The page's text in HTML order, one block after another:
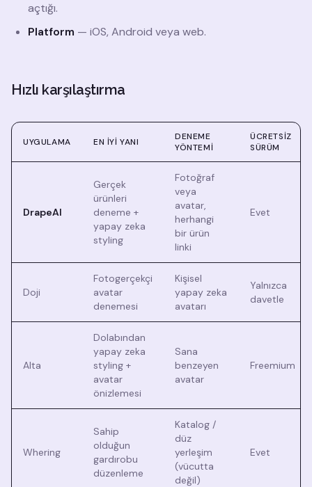
açtığı.
Platform — iOS, Android veya web.
Hızlı karşılaştırma
UYGULAMA EN IYI YANI
DENEME
YÖNTEMI
ÜCRETSIZ
SÜRÜM
DrapeAI
Gerçek
ürünleri
deneme +
yapay zeka
styling
Fotoğraf
veya
avatar,
herhangi
bir ürün
linki
Evet
Doji
Fotogerçekçi
avatar
denemesi
Kişisel
yapay zeka
avatarı
Yalnızca
davetle
Alta
Dolabından
yapay zeka
styling +
avatar
önizlemesi
Sana
benzeyen
avatar
Freemium
Whering
Sahip
olduğun
gardırobu
düzenleme
Katalog /
düz
yerleşim
(vücutta
değil)
Evet